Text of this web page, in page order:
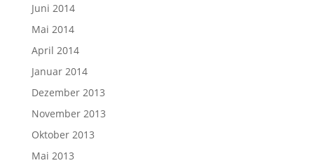
Juni 2014
Mai 2014
April 2014
Januar 2014
Dezember 2013
November 2013
Oktober 2013
Mai 2013